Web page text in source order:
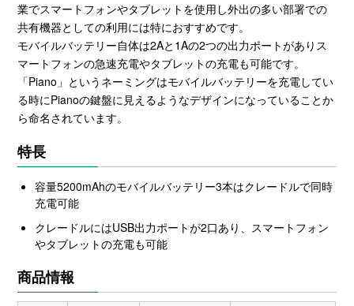
業でスマートフォンやタブレットを使用し外出の多い部署での
共有機器としての利用には特におすすめです。
モバイルバッテリー自体は2Aと1Aの2つの出力ポートがありス
マートフォンの急速充電やタブレットの充電も可能です。
「Piano」というネーミングはモバイルバッテリーを充電してい
る時にPianoの鍵盤に見えるようなデザインになっていることか
ら命名されています。
特長
容量5200mAhのモバイルバッテリー3本はクレードルで同時
充電可能
クレードルにはUSB出力ポートが2口あり、スマートフォン
やタブレットの充電も可能
商品情報